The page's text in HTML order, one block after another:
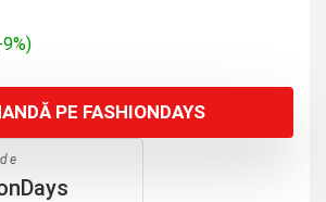
lei.
PE FASHIONDAYS